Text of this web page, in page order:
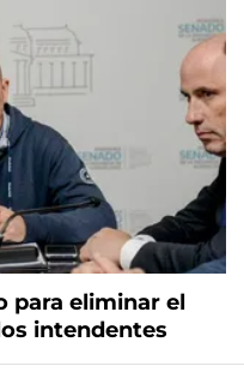
para eliminar el
intendentes